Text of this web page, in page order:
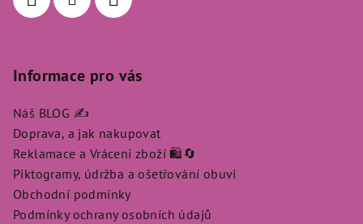
Informace pro vás
Náš BLOG ✍️
Doprava, a jak nakupovat
Reklamace a Vrácení zboží 🛍️🔄
Piktogramy, údržba a ošetřování obuvi
Obchodní podmínky
Podmínky ochrany osobních údajů